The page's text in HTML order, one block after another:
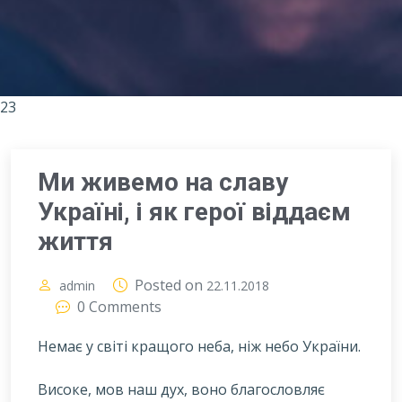
23
Ми живемо на славу
Україні, і як герої віддаєм
життя
admin Posted on 22.11.2018
0 Comments
Немає у світі кращого неба, ніж небо України.
Високе, мов наш дух, воно благословляє